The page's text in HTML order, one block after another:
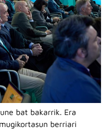
bat bakarrik. Era
berriari